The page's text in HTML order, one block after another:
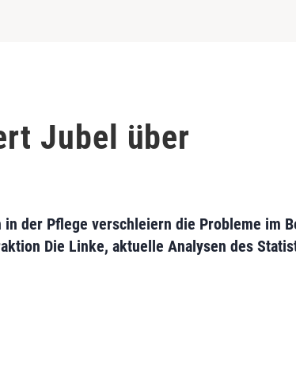
Jubel über
der Pflege verschleiern die Probleme im
Die Linke, aktuelle Analysen des